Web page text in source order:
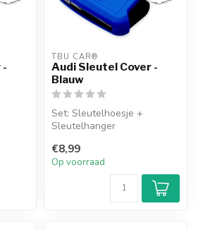
-
TBU CAR®
Audi Sleutel Cover -
Blauw
Set: Sleutelhoesje +
Sleutelhanger
€8,99
Op voorraad